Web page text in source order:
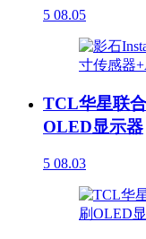
5 08.05
TCL华星联
OLED显示器
5 08.03